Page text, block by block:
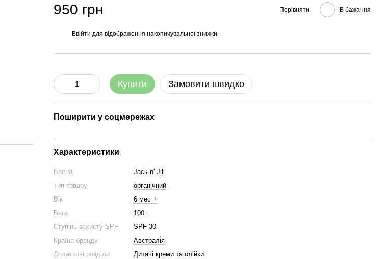
950 грн Порівняти В бажання
Ввійти для відображення накопичувальної знижки
Купити Замовити швидко
Поширити у соцмережах
Характеристики
Бренд
Jack n' Jill
Тип товару
органічний
Вік
6 мес +
Вага
100 г
Ступінь захисту SPF
SPF 30
Країна бренду
Австралія
Додаткові розділи
Дитячі креми та олійки